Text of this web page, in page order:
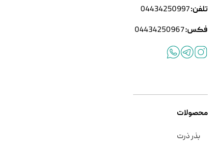
فکس:04434250967
تلفن:04434250997
محصولات
بذر ذرت